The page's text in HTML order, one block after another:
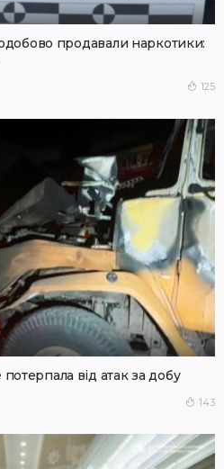
продавали наркотики:
125
від атак за добу
143